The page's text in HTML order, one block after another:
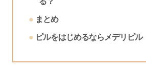
まとめ
ピルをはじめるならメデリピル